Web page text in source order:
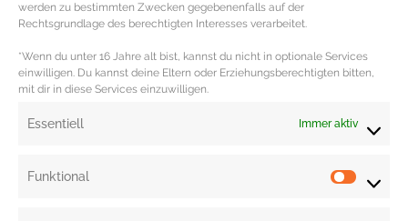
werden zu bestimmten Zwecken gegebenenfalls auf der
Rechtsgrundlage des berechtigten Interesses verarbeitet.
*Wenn du unter 16 Jahre alt bist, kannst du nicht in optionale Services
einwilligen. Du kannst deine Eltern oder Erziehungsberechtigten bitten,
mit dir in diese Services einzuwilligen.
Essentiell Immer aktiv
Funktional
Dazu passt hervorragend Schwarzer Reis, Kartoffeln oder Buchweizen.
passend für die Clean Eating, Paleo oder Low Carb Ernährung.
Redaktion: Nina Ilnseher | Bildcredit: Shutterstock